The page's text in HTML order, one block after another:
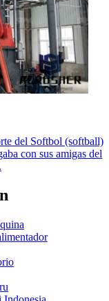
del Softbol (softball)
con sus amigas del